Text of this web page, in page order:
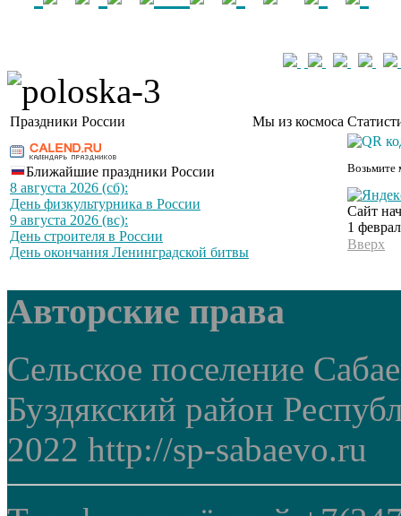
Праздники России Мы из космоса
Ближайшие праздники России
8 августа 2026 (сб):
День физкультурника в России
9 августа 2026 (вс):
День строителя в России
День окончания Ленинградской битвы
Возьмите
Сайт
1
Вверх
Авторские права
Сельское поселение
Буздякский район
2022 http://sp-sabaevo.ru